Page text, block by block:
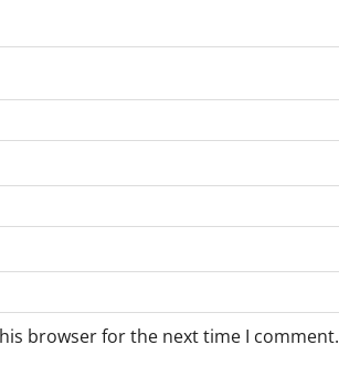
browser for the next time I comment.